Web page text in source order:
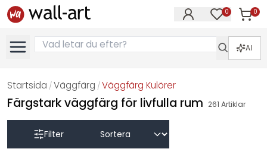
0 0
AI
Startsida /Väggfärg /Väggfärg Kulörer
Färgstark väggfärg för livfulla rum 261 Artiklar
Filter